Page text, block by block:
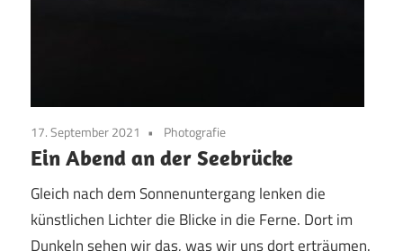
17. September 2021 Photografie
Ein Abend an der Seebrücke
Gleich nach dem Sonnenuntergang lenken die
künstlichen Lichter die Blicke in die Ferne. Dort im
Dunkeln sehen wir das, was wir uns dort erträumen.